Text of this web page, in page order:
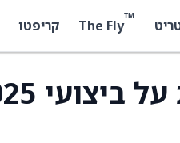
™
The Fly קריפטו